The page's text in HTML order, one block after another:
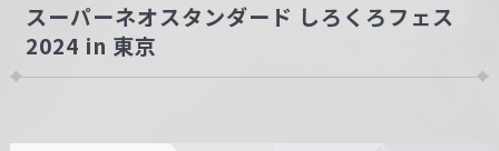
｜
e
スーパーネオスタンダード しろくろフェス
2024 in 東京